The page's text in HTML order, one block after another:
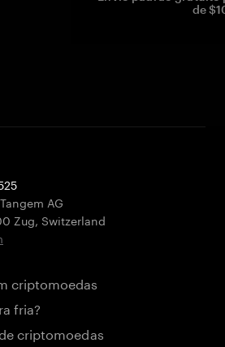
de
AG
Zug, Switzerland
criptomoedas
fria?
criptomoedas